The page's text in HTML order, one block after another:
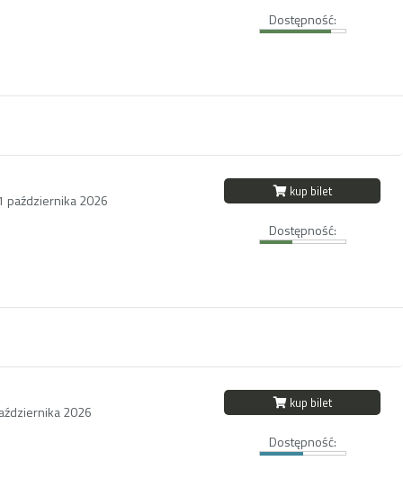
Dostępność:
października 2026
kup bilet
Dostępność:
2026
kup bilet
Dostępność: